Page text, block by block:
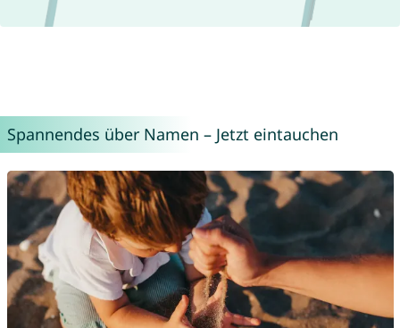
Spannendes über Namen – Jetzt eintauchen